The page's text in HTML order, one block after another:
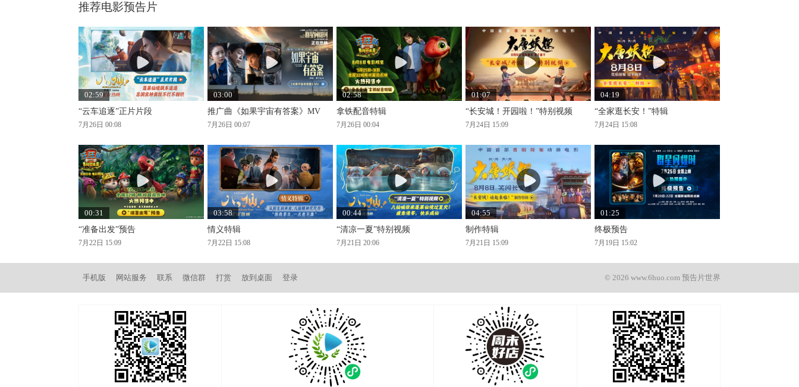
推荐电影预告片
02:59
“云车追逐”正片片段
7月26日 00:08
03:00
推广曲《如果宇宙有答案》MV
7月26日 00:07
02:58
拿铁配音特辑
7月26日 00:04
01:07
“长安城！开园啦！”特别视频
7月24日 15:09
04:19
“全家逛长安！”特辑
7月24日 15:08
00:31
“准备出发”预告
7月22日 15:09
03:58
情义特辑
7月22日 15:08
00:44
“清凉一夏”特别视频
7月21日 20:06
04:55
制作特辑
7月21日 15:09
01:25
终极预告
7月19日 15:02
手机版 网站服务 联系 微信群 打赏 放到桌面 登录 © 2026 www.6huo.com 预告片世界